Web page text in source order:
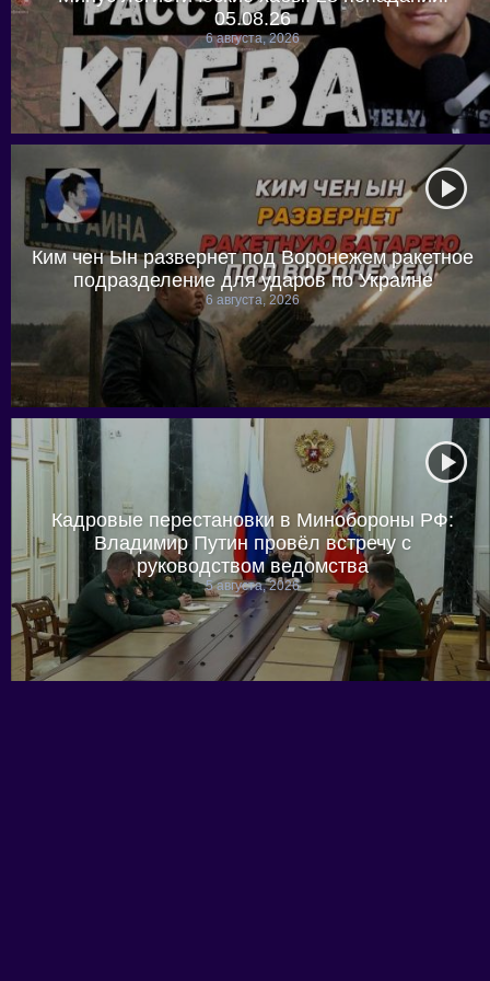
05.08.26
6 августа, 2026
Ким чен Ын развернет под Воронежем ракетное
подразделение для ударов по Украине
6 августа, 2026
Кадровые перестановки в Минобороны РФ:
Владимир Путин провёл встречу с
руководством ведомства
5 августа, 2026